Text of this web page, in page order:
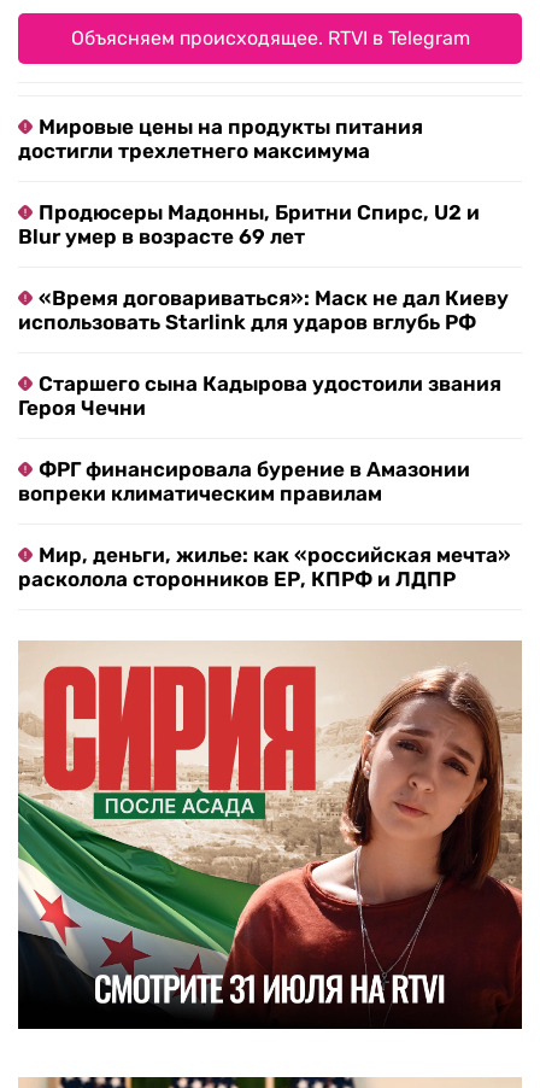
Объясняем происходящее. RTVI в Telegram
Мировые цены на продукты питания
достигли трехлетнего максимума
Продюсеры Мадонны, Бритни Спирс, U2 и
Blur умер в возрасте 69 лет
«Время договариваться»: Маск не дал Киеву
использовать Starlink для ударов вглубь РФ
Старшего сына Кадырова удостоили звания
Героя Чечни
ФРГ финансировала бурение в Амазонии
вопреки климатическим правилам
Мир, деньги, жилье: как «российская мечта»
расколола сторонников ЕР, КПРФ и ЛДПР